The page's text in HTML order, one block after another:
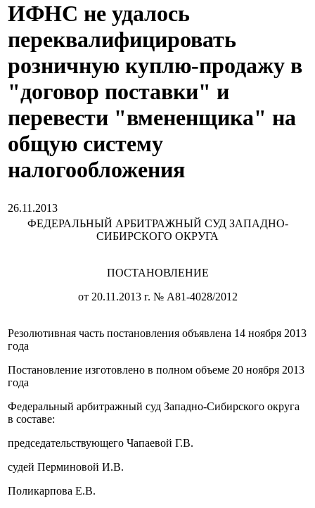
ИФНС не удалось
переквалифицировать
розничную куплю-продажу в
"договор поставки" и
перевести "вмененщика" на
общую систему
налогообложения
26.11.2013
ФЕДЕРАЛЬНЫЙ АРБИТРАЖНЫЙ СУД ЗАПАДНО-
СИБИРСКОГО ОКРУГА
ПОСТАНОВЛЕНИЕ
от 20.11.2013 г. № А81-4028/2012
Резолютивная часть постановления объявлена 14 ноября 2013
года
Постановление изготовлено в полном объеме 20 ноября 2013
года
Федеральный арбитражный суд Западно-Сибирского округа
в составе:
председательствующего Чапаевой Г.В.
судей Перминовой И.В.
Поликарпова Е.В.